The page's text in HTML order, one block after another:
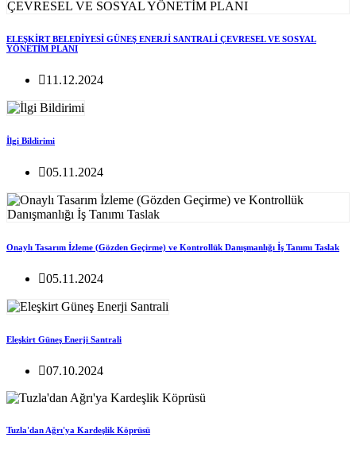
ELEŞKİRT BELEDİYESİ GÜNEŞ ENERJİ SANTRALİ ÇEVRESEL VE SOSYAL
YÖNETİM PLANI
11.12.2024
İlgi Bildirimi
05.11.2024
Onaylı Tasarım İzleme (Gözden Geçirme) ve Kontrollük Danışmanlığı İş Tanımı Taslak
05.11.2024
Eleşkirt Güneş Enerji Santrali
07.10.2024
Tuzla'dan Ağrı'ya Kardeşlik Köprüsü